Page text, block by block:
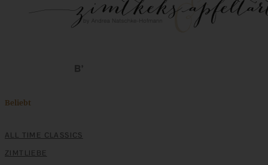
Beliebt
ALL TIME CLASSICS
ZIMTLIEBE